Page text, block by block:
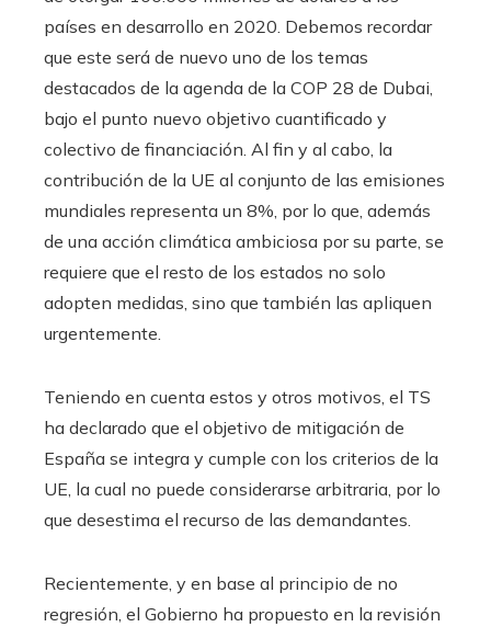
países en desarrollo en 2020. Debemos recordar
que este será de nuevo uno de los temas
destacados de la agenda de la COP 28 de Dubai,
bajo el punto nuevo objetivo cuantificado y
colectivo de financiación. Al fin y al cabo, la
contribución de la UE al conjunto de las emisiones
mundiales representa un 8%, por lo que, además
de una acción climática ambiciosa por su parte, se
requiere que el resto de los estados no solo
adopten medidas, sino que también las apliquen
urgentemente.
Teniendo en cuenta estos y otros motivos, el TS
ha declarado que el objetivo de mitigación de
España se integra y cumple con los criterios de la
UE, la cual no puede considerarse arbitraria, por lo
que desestima el recurso de las demandantes.
Recientemente, y en base al principio de no
regresión, el Gobierno ha propuesto en la revisión